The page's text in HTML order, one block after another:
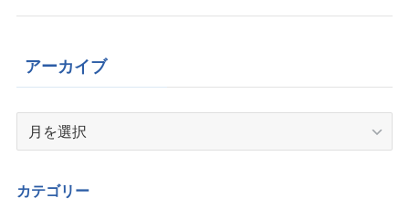
アーカイブ
イ
カテゴリー